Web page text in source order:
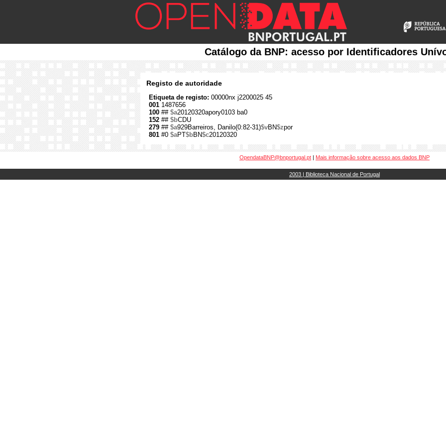
Catálogo da BNP: acesso por Identificadores
Registo de autoridade
Etiqueta de registo: 00000nx j2200025 45
001 1487656
100 ## $a20120320apory0103 ba0
152 ## $bCDU
279 ## $a929Barreiros, Danilo(0:82-31)$vBN$zpor
801 #0 $aPT$bBN$c20120320
OpendataBNP@bnportugal.pt | Mais informação sobre acesso aos dados BNP
2003 | Biblioteca Nacional de Portugal